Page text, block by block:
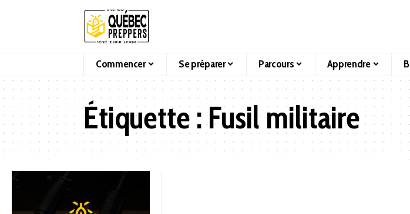
Commencer Se préparer Parcours Apprendre
Étiquette :Fusil militaire